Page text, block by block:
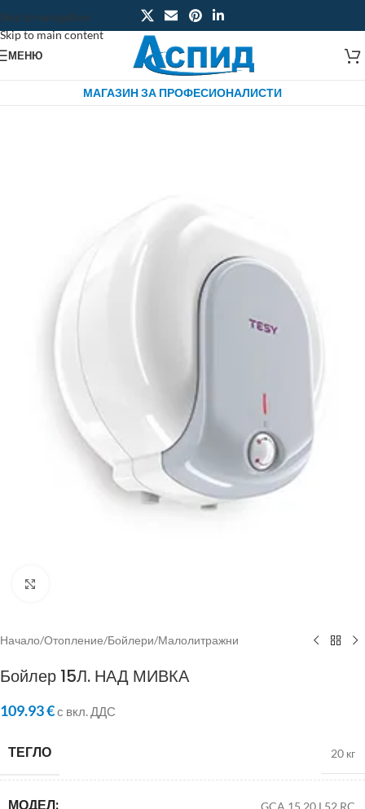
Skip to navigation
Skip to main content
МЕНЮ
МАГАЗИН ЗА ПРОФЕСИОНАЛИСТИ
Начало/Отопление/Бойлери/Малолитражни
Бойлер 15Л. НАД МИВКА
109.93€с вкл. ДДС
ТЕГЛО 20 кг
GCA 15 20 L52 RC